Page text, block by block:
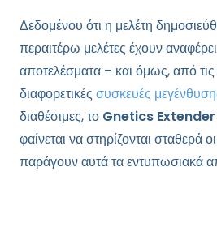
Δεδομένου ότι η μελέτη
περαιτέρω μελέτες έχουν
αποτελέσματα – και όμως, από τις
διαφορετικές συσκευές
διαθέσιμες, το Gnetics Extender
φαίνεται να στηρίζονται σταθερά
παράγουν αυτά τα εντυπωσιακά